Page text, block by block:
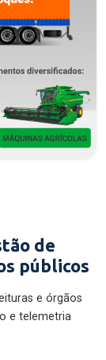
de
públicos
e órgãos
e telemetria